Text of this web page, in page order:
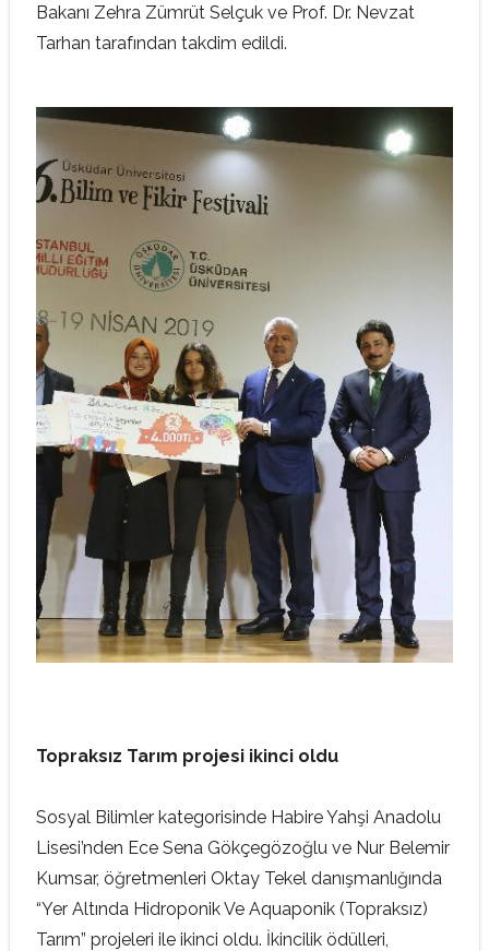
Bakanı Zehra Zümrüt Selçuk ve Prof. Dr. Nevzat
Tarhan tarafından takdim edildi.
Topraksız Tarım projesi ikinci oldu
Sosyal Bilimler kategorisinde Habire Yahşi Anadolu
Lisesi’nden Ece Sena Gökçegözoğlu ve Nur Belemir
Kumsar, öğretmenleri Oktay Tekel danışmanlığında
“Yer Altında Hidroponik Ve Aquaponik (Topraksız)
Tarım” projeleri ile ikinci oldu. İkincilik ödülleri,